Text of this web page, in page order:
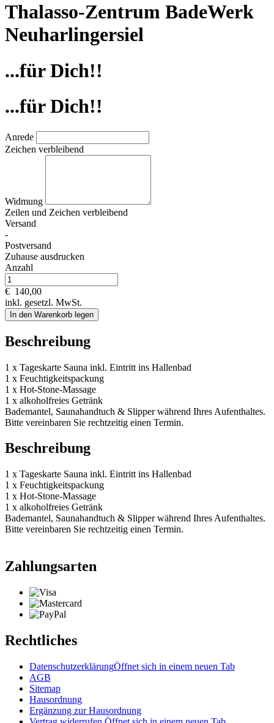
Thalasso-Zentrum BadeWerk
Neuharlingersiel
...für Dich!!
...für Dich!!
Anrede
Zeichen verbleibend
Widmung
Zeilen und Zeichen verbleibend
Versand
-
Postversand
Zuhause ausdrucken
Anzahl
€ 140,00
inkl. gesetzl. MwSt.
In den Warenkorb legen
Beschreibung
1 x Tageskarte Sauna inkl. Eintritt ins Hallenbad
1 x Feuchtigkeitspackung
1 x Hot-Stone-Massage
1 x alkoholfreies Getränk
Bademantel, Saunahandtuch & Slipper während Ihres Aufenthaltes.
Bitte vereinbaren Sie rechtzeitig einen Termin.
Beschreibung
1 x Tageskarte Sauna inkl. Eintritt ins Hallenbad
1 x Feuchtigkeitspackung
1 x Hot-Stone-Massage
1 x alkoholfreies Getränk
Bademantel, Saunahandtuch & Slipper während Ihres Aufenthaltes.
Bitte vereinbaren Sie rechtzeitig einen Termin.
Zahlungsarten
Rechtliches
DatenschutzerklärungÖffnet sich in einem neuen Tab
AGB
Sitemap
Hausordnung
Ergänzung zur Hausordnung